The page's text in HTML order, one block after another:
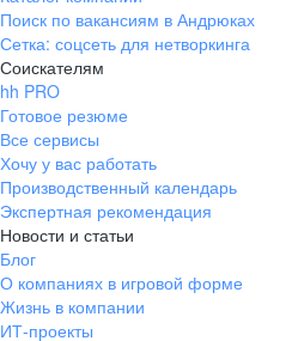
Поиск по вакансиям в Андрюках
Сетка: соцсеть для нетворкинга
Соискателям
hh PRO
Готовое резюме
Все сервисы
Хочу у вас работать
Производственный календарь
Экспертная рекомендация
Новости и статьи
Блог
О компаниях в игровой форме
Жизнь в компании
ИТ-проекты